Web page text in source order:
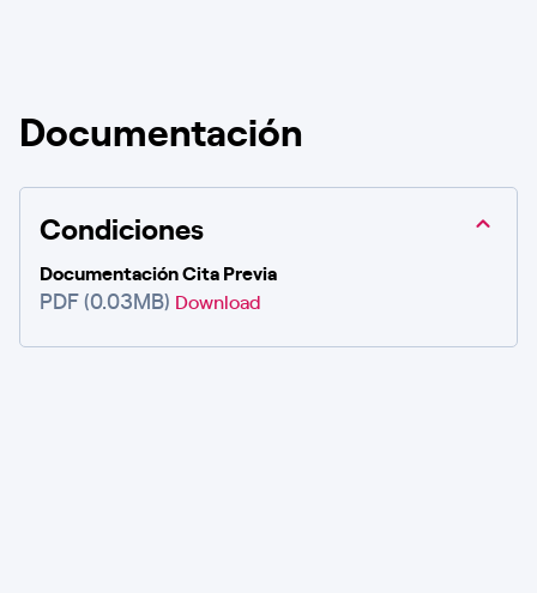
Documentación
Condiciones
Documentación Cita Previa
PDF (0.03MB) Download